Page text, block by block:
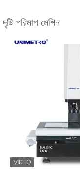
দৃষ্টি পরিমাপ মেশিন